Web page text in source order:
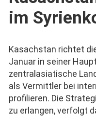
im
Kasachstan richtet
Januar in seiner
zentralasiatische
als Vermittler bei
profilieren. Die
zu erlangen, verfolgt